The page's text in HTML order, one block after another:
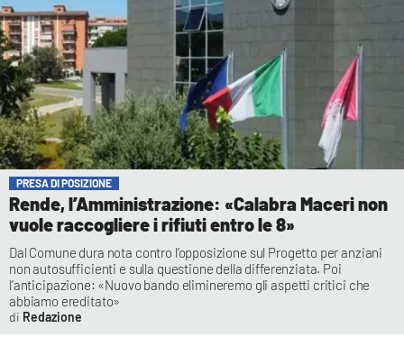
PRESA DI POSIZIONE
Rende, l’Amministrazione: «Calabra Maceri non
vuole raccogliere i rifiuti entro le 8»
Dal Comune dura nota contro l’opposizione sul Progetto per anziani
non autosufficienti e sulla questione della differenziata. Poi
l’anticipazione: «Nuovo bando elimineremo gli aspetti critici che
abbiamo ereditato»
Redazione